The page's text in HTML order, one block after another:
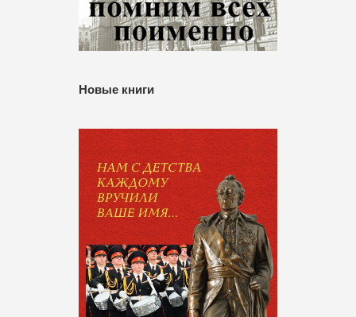
Новые книги